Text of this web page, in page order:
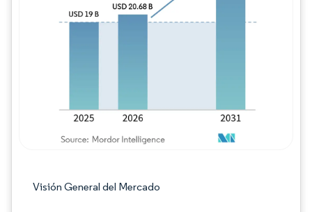
Visión General del Mercado
Imagen © Mordor Intelligence. El uso